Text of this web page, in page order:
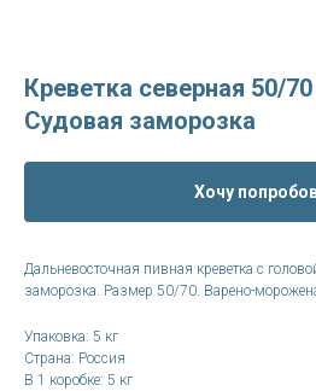
Креветка северная 50/
Судовая заморозка
Хочу
Дальневосточная пивная креветка с
заморозка. Размер 50/70. Варено-
Упаковка: 5 кг
Страна: Россия
В 1 коробке: 5 кг